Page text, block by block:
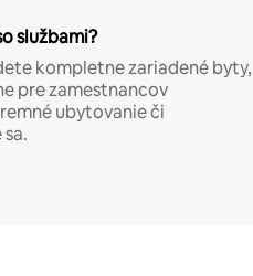
službami?
kompletne zariadené byty,
pre zamestnancov
ubytovanie či